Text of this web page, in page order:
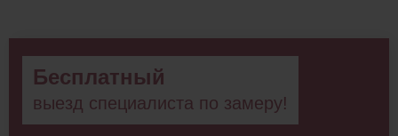
Бесплатный
выезд специалиста по замеру!